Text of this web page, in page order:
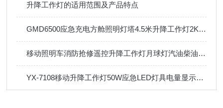
升降工作灯的适用范围及产品特点
GMD6500应急充电方舱照明灯塔4.5米升降工作灯2KW本田户外防汛
移动照明车消防抢修遥控升降工作灯月球灯汽油柴油发电机应急灯塔
YX-7108移动升降工作灯50W应急LED灯具电量显示轻便移动灯